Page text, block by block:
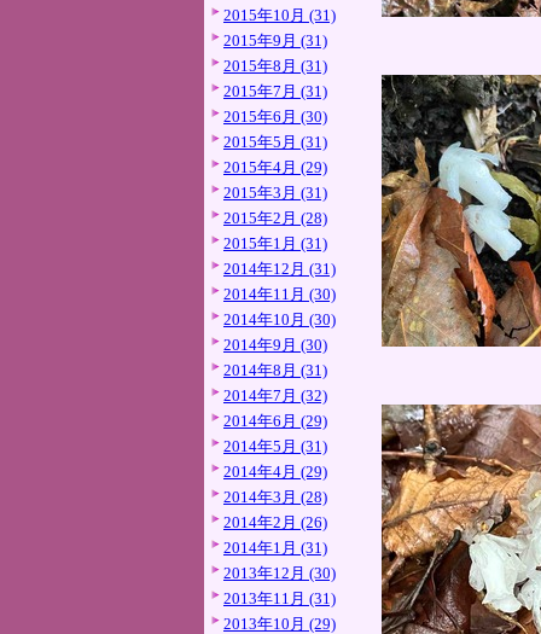
2015年10月 (31)
2015年9月 (31)
2015年8月 (31)
2015年7月 (31)
2015年6月 (30)
2015年5月 (31)
2015年4月 (29)
2015年3月 (31)
2015年2月 (28)
2015年1月 (31)
2014年12月 (31)
2014年11月 (30)
2014年10月 (30)
2014年9月 (30)
2014年8月 (31)
2014年7月 (32)
2014年6月 (29)
2014年5月 (31)
2014年4月 (29)
2014年3月 (28)
2014年2月 (26)
2014年1月 (31)
2013年12月 (30)
2013年11月 (31)
2013年10月 (29)